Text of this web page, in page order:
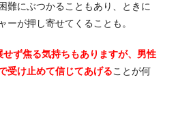
難にぶつかることもあり、ときに
ーが押し寄せてくることも。
ず焦る気持ちもありますが、男性
受け止めて信じてあげることが何